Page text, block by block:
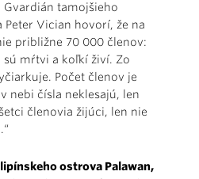
tamojšieho
Peter Vician hovorí, že na
približne 70 000 členov:
sú mŕtvi a koľkí živí. Zo
Počet členov je
nebi čísla neklesajú, len
členovia žijúci, len nie
ostrova Palawan,